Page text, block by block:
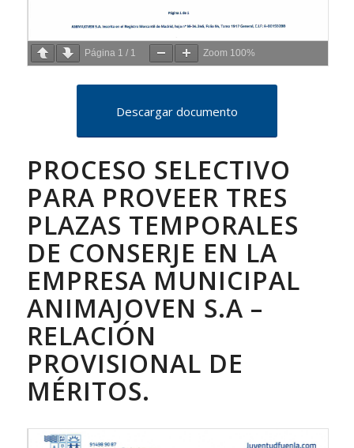
Página 1 / 1 Zoom 100%
Descargar documento
PROCESO SELECTIVO
PARA PROVEER TRES
PLAZAS TEMPORALES
DE CONSERJE EN LA
EMPRESA MUNICIPAL
ANIMAJOVEN S.A –
RELACIÓN
PROVISIONAL DE
MÉRITOS.